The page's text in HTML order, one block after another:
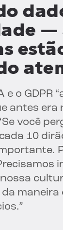
—
e o GDPR
antes era
você
10
maneira